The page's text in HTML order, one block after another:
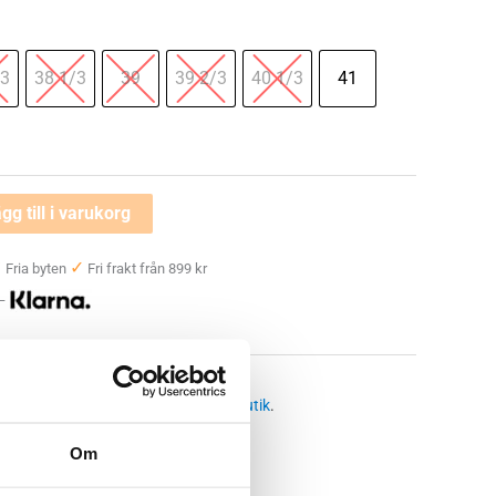
Om
38 1/3 39 39 2/3 40 1/3 41
till i varukorg
Fria byten ✓ Fri frakt från 899 kr
Promenadskor och Walkingskor dam
butik.